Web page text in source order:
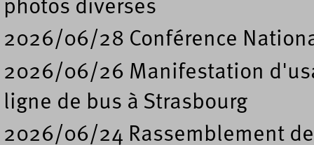
photos diverses
2026/06/28 Conférence
2026/06/26 Manifestation
ligne de bus à Strasbourg
2026/06/24 Rassemblement